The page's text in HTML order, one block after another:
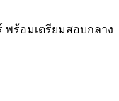
พร้อมเตรียมสอบกลาง